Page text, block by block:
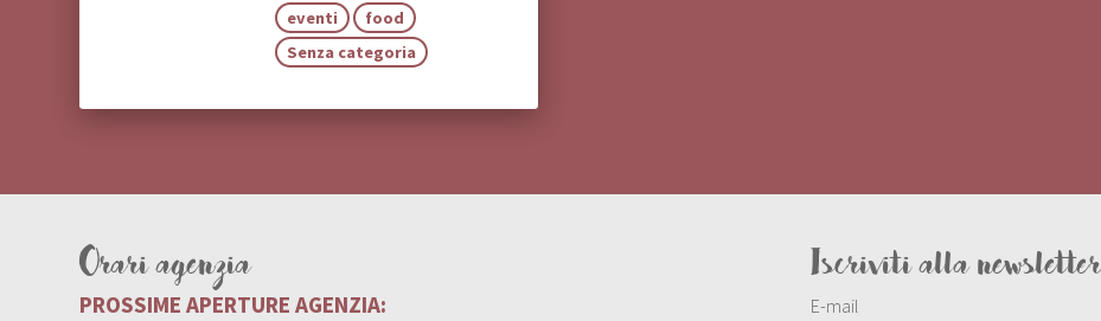
eventi
food
Senza categoria
Orari agenzia
PROSSIME APERTURE AGENZIA:
Iscriviti alla newsletter
E-mail